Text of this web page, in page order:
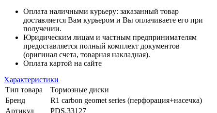
Оплата наличными курьеру: заказанный товар
доставляется Вам курьером и Вы оплачиваете его при
получении.
Юридическим лицам и частным предпринимателям
предоставляется полный комплект документов
(оригинал счета, товарная накладная).
Оплата картой на сайте
Характеристики
Тип товара
Тормозные диски
Бренд
R1 carbon geomet series (перфорация+насечка)
Артикул
PDS.33127